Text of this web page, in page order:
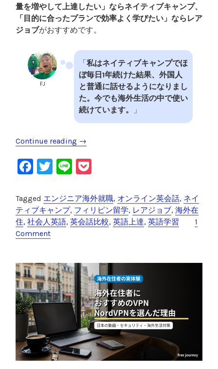
量を増やして上達したい」ならネイティブキャンプ、
「目的に合ったプランで効率よく学びたい」ならレア
ジョブがおすすめです。
FJ
「私はネイティブキャンプでほ
ぼ毎日1年続けた結果、外国人
と普通に話せるようになりまし
た。今でも海外生活の中で使い
続けています。
」
Continue reading “
イ
テ
ブ
キ
ャ
s
レ
ア
ジ
ョ
ブ
比
較
【
→
F
c
e
b
o
o
k
T
tt
er
Li
e
c
k
et
Tagged エンジニア海外就職, オンライン英会話, ネイ
ティブキャンプ, フィリピン留学, レアジョブ, 海外在
住, 社会人英語, 英会話比較, 英語上達, 英語学習
1
Comment